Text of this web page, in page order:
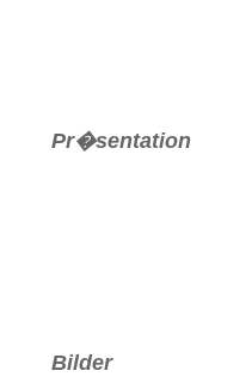
Pr�sentation
Bilder